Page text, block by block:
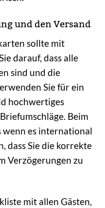
und den Versand
sollte mit
darauf, dass alle
sind und die
Sie für ein
hochwertiges
Beim
wenn es international
dass Sie die korrekte
Verzögerungen zu
mit allen Gästen,